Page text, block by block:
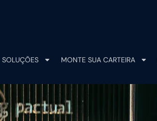
SOLUÇÕES MONTE SUA CARTEIRA